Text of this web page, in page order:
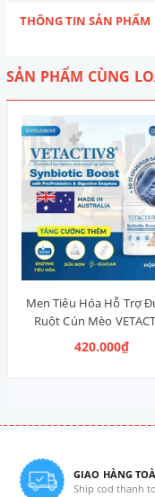
THÔNG TIN SẢN PHẨM
SẢN PHẨM CÙNG
Men Tiêu Hóa Hỗ Trợ
Ruột Cún Mèo
Synbiotic Boost Úc
420.000₫
GIAO HÀNG
Ship cod thanh